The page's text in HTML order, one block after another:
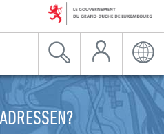
Suche
Mein Konto